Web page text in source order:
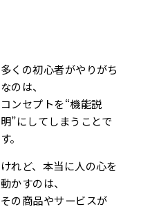
多くの初心者がやりがち
なのは、
コンセプトを“機能説
明”にしてしまうことで
す。
けれど、本当に人の心を
動かすのは、
その商品やサービスが